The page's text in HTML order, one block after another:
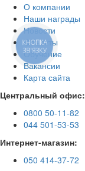
О компании
Наши награды
Новости
Объекты
Обучение
Вакансии
Карта сайта
Центральный офис:
0800 50-11-82
044 501-53-53
Интернет-магазин:
050 414-37-72
КНОПКА
ЗВ'ЯЗКУ